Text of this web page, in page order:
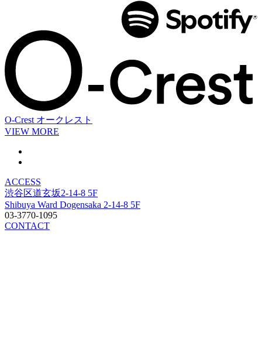
O-Crest オークレスト
VIEW MORE
ACCESS
渋谷区道玄坂2-14-8 5F
Shibuya Ward Dogensaka 2-14-8 5F
03-3770-1095
CONTACT